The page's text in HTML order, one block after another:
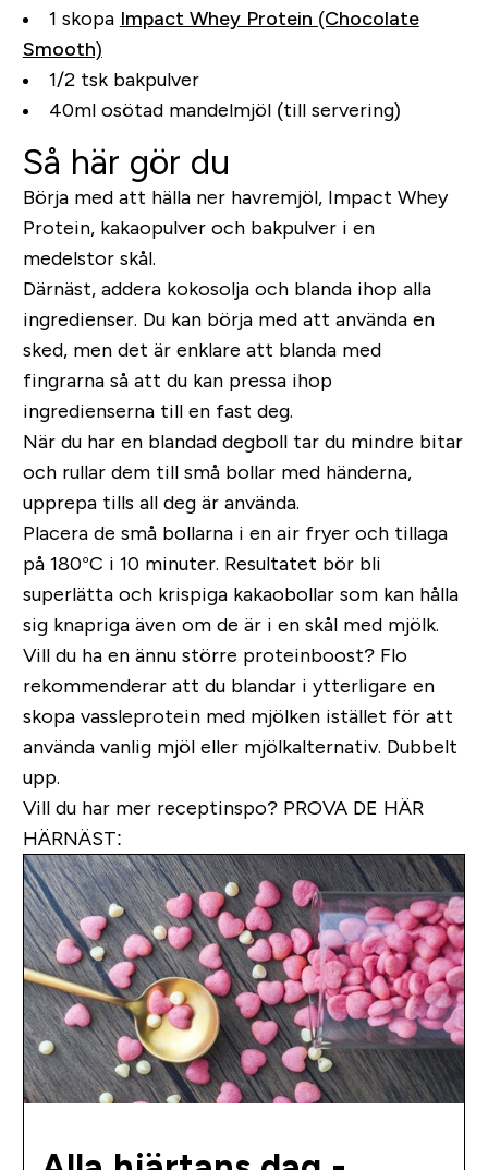
1 skopa Impact Whey Protein (Chocolate
Smooth)
1/2 tsk bakpulver
40ml osötad mandelmjöl (till servering)
Så här gör du
Börja med att hälla ner havremjöl, Impact Whey
Protein, kakaopulver och bakpulver i en
medelstor skål.
Därnäst, addera kokosolja och blanda ihop alla
ingredienser. Du kan börja med att använda en
sked, men det är enklare att blanda med
fingrarna så att du kan pressa ihop
ingredienserna till en fast deg.
När du har en blandad degboll tar du mindre bitar
och rullar dem till små bollar med händerna,
upprepa tills all deg är använda.
Placera de små bollarna i en air fryer och tillaga
på 180°C i 10 minuter. Resultatet bör bli
superlätta och krispiga kakaobollar som kan hålla
sig knapriga även om de är i en skål med mjölk.
Vill du ha en ännu större proteinboost? Flo
rekommenderar att du blandar i ytterligare en
skopa vassleprotein med mjölken istället för att
använda vanlig mjöl eller mjölkalternativ. Dubbelt
upp.
Vill du har mer receptinspo?PROVA DE HÄR
HÄRNÄST: